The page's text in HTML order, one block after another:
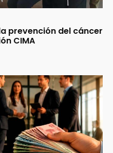
prevención del cáncer
CIMA